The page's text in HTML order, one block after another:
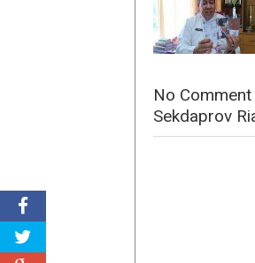
No
Sekdaprov